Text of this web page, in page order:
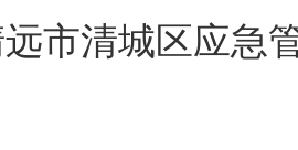
市清城区应急